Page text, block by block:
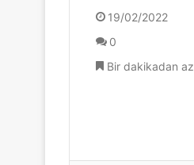
19/02/2022
0
Bir dakikadan az